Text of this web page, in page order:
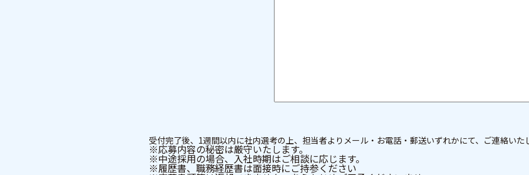
受付完了後、1週間以内に社内選考の上、担当者よりメール・お電話・郵送いずれかにて、ご連絡いた
※応募内容の秘密は厳守いたします。
※中途採用の場合、入社時期はご相談に応じます。
※履歴書、職務経歴書は面接時にご持参ください